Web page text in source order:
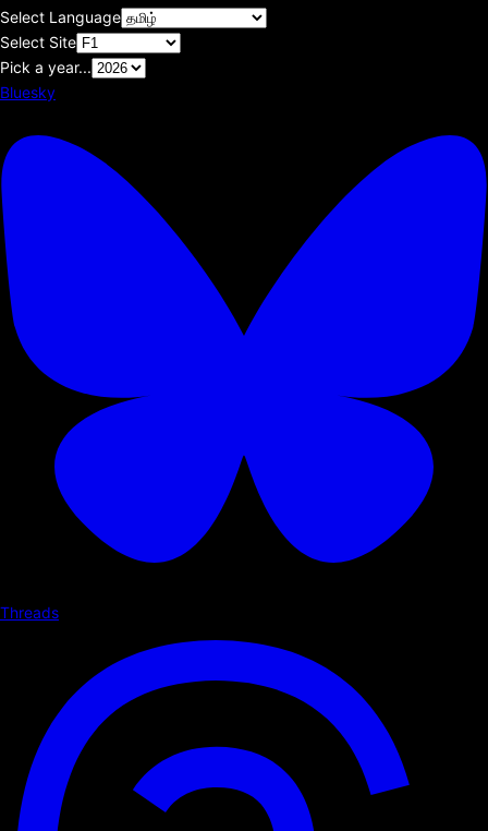
Select Language
Select Site
Pick a year...
Bluesky
Threads